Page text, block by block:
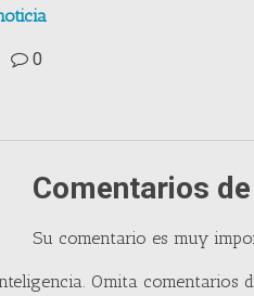
0
Comentarios
Su comentario es muy
Omita